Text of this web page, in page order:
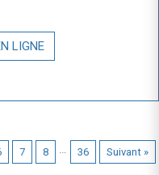
LIGNE
7 8 36 Suivant »